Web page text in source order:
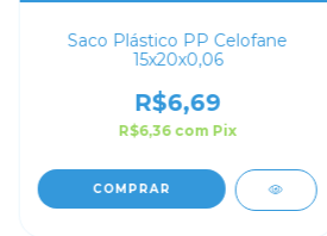
Saco Plástico PP Celofane
15x20x0,06
R$6,69
R$6,36 com Pix
COMPRAR